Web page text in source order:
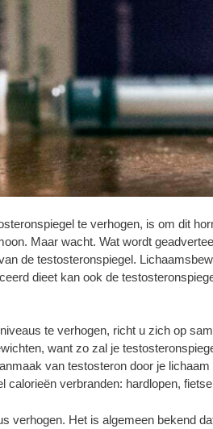
te verhogen, is om dit
Maar wacht. Wat wordt
de testosteronspiegel.
dieet kan ook de
te verhogen, richt u zich op
want zo zal je
van testosteron door je
verbranden: hardlopen,
verhogen. Het is algemeen bekend